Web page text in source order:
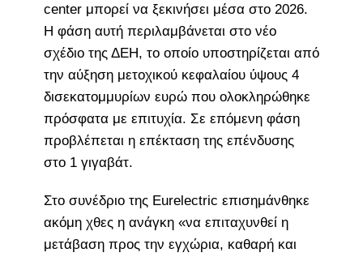
center μπορεί να ξεκινήσει μέσα στο 2026.
Η φάση αυτή περιλαμβάνεται στο νέο
σχέδιο της ΔΕΗ, το οποίο υποστηρίζεται από
την αύξηση μετοχικού κεφαλαίου ύψους 4
δισεκατομμυρίων ευρώ που ολοκληρώθηκε
πρόσφατα με επιτυχία. Σε επόμενη φάση
προβλέπεται η επέκταση της επένδυσης
στο 1 γιγαβάτ.
Στο συνέδριο της Eurelectric επισημάνθηκε
ακόμη χθες η ανάγκη «να επιταχυνθεί η
μετάβαση προς την εγχώρια, καθαρή και